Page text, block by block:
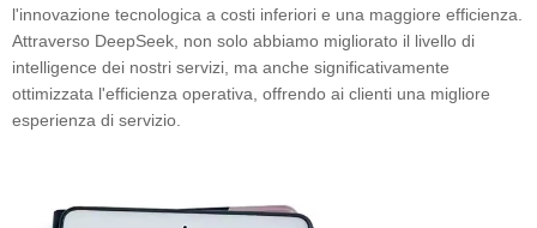
l'innovazione tecnologica a costi inferiori e una maggiore efficienza.
Attraverso DeepSeek, non solo abbiamo migliorato il livello di
intelligence dei nostri servizi, ma anche significativamente
ottimizzata l'efficienza operativa, offrendo ai clienti una migliore
esperienza di servizio.